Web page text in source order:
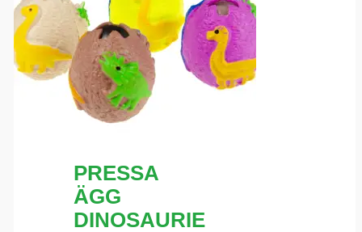
PRESSA
ÄGG
DINOSAURIE